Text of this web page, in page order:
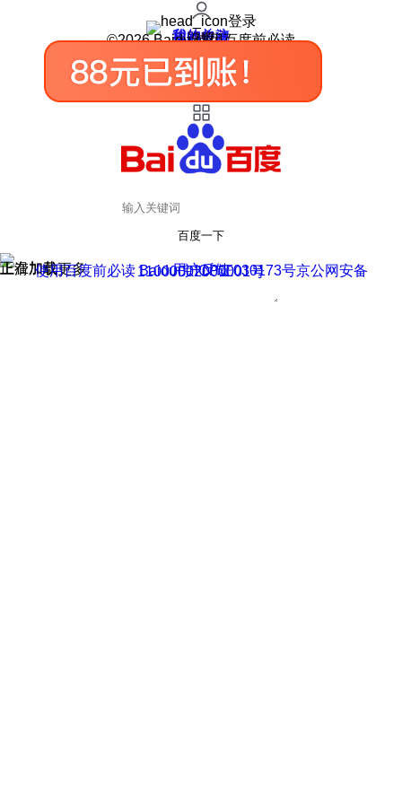
登录
我的关注
我的收藏
皮肤中心
用户反馈
设置
©2026 Baidu 使用百度前必读
百度一下
正在加载
上滑加载更多 用户反馈
使用百度前必读 Baidu 京ICP证030173号
京公网安备11000002000001号